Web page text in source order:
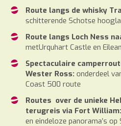
Route langs de whisky
schitterende Schotse
Route langs Loch Ness
metUrquhart Castle en
Spectaculaire
Wester Ross: onderdeel
Coast 500 route
Routes over de unieke
terugreis via Fort William:
en eindeloze panorama’s